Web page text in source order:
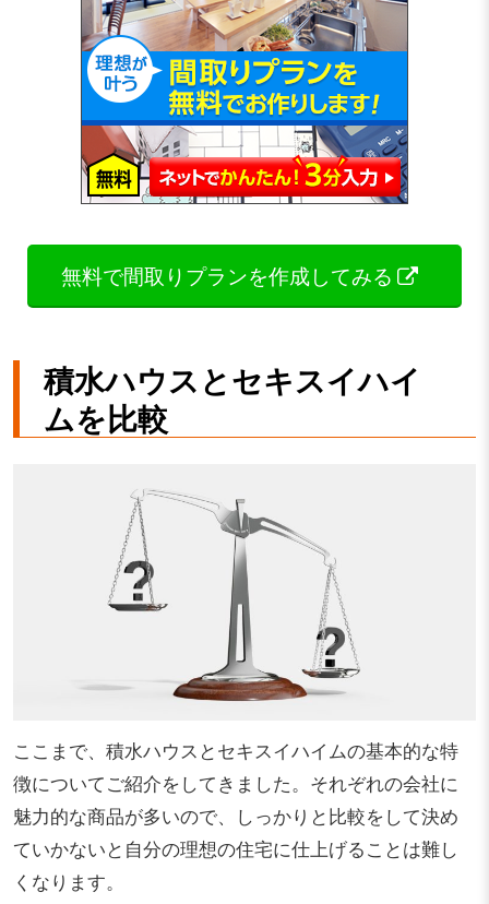
無料で間取りプランを作成してみる
積水ハウスとセキスイハイ
ムを比較
ここまで、積水ハウスとセキスイハイムの基本的な特
徴についてご紹介をしてきました。それぞれの会社に
魅力的な商品が多いので、しっかりと比較をして決め
ていかないと自分の理想の住宅に仕上げることは難し
くなります。